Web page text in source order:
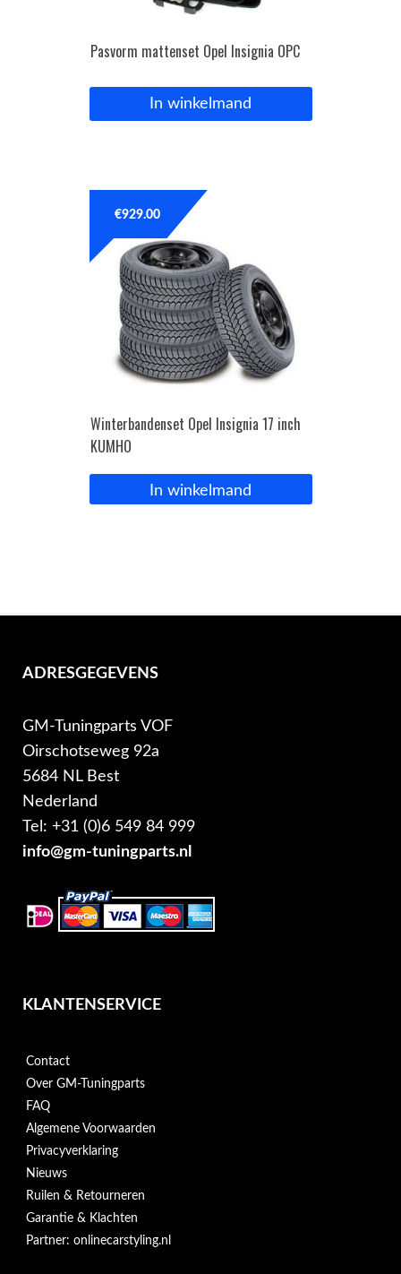
Pasvorm mattenset Opel Insignia OPC
In winkelmand
Winterbandenset Opel Insignia 17 inch
KUMHO
€929.00
In winkelmand
ADRESGEGEVENS
GM-Tuningparts VOF
Oirschotseweg 92a
5684 NL Best
Nederland
Tel: +31 (0)6 549 84 999
info@gm-tuningparts.nl
KLANTENSERVICE
Contact
Over GM-Tuningparts
FAQ
Algemene Voorwaarden
Privacyverklaring
Nieuws
Ruilen & Retourneren
Garantie & Klachten
Partner: onlinecarstyling.nl